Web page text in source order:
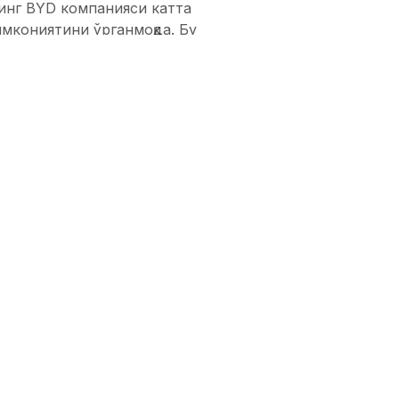
BYD компанияси катта
ўрганмоқда. Бу